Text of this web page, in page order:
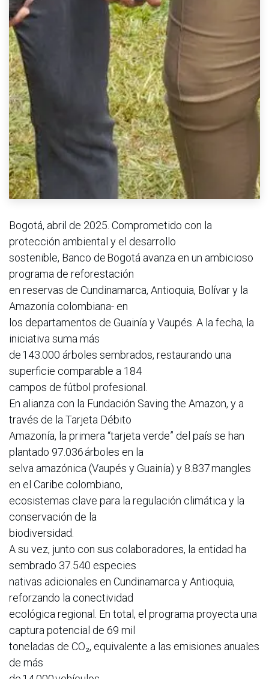
Bogotá, abril de 2025. Comprometido con la
protección ambiental y el desarrollo
sostenible, Banco de Bogotá avanza en un ambicioso
programa de reforestación
en reservas de Cundinamarca, Antioquia, Bolívar y la
Amazonía colombiana- en
los departamentos de Guainía y Vaupés. A la fecha, la
iniciativa suma más
de 143.000 árboles sembrados, restaurando una
superficie comparable a 184
campos de fútbol profesional.
En alianza con la Fundación Saving the Amazon, y a
través de la Tarjeta Débito
Amazonía, la primera “tarjeta verde” del país se han
plantado 97.036 árboles en la
selva amazónica (Vaupés y Guainía) y 8.837 mangles
en el Caribe colombiano,
ecosistemas clave para la regulación climática y la
conservación de la
biodiversidad.
A su vez, junto con sus colaboradores, la entidad ha
sembrado 37.540 especies
nativas adicionales en Cundinamarca y Antioquia,
reforzando la conectividad
ecológica regional. En total, el programa proyecta una
captura potencial de 69 mil
toneladas de CO₂, equivalente a las emisiones anuales
de más